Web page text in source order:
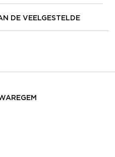
DE VEELGESTELDE